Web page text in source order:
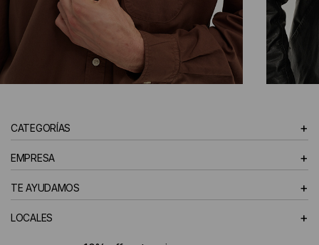
HOMBRE
CATEGORÍAS +
EMPRESA +
TE AYUDAMOS +
LOCALES +